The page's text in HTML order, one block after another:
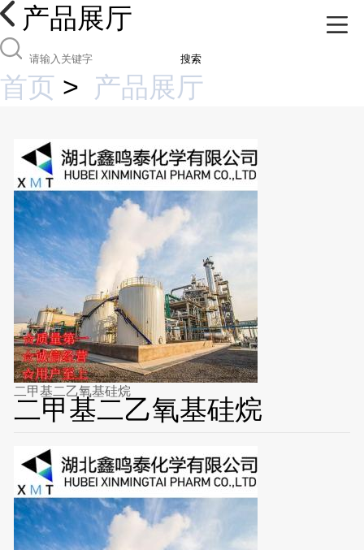
产品展厅
搜索
首页 > 产品展厅
二甲基二乙氧基硅烷
二甲基二乙氧基硅烷